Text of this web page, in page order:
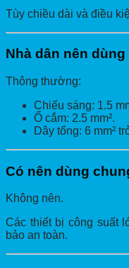
Tùy chiều dài và điều
Nhà dân nên
Thông thường:
Chiếu sáng: 1.5
Ổ cắm: 2.5 mm².
Dây tổng: 6 mm²
Có nên dùng
Không nên.
Các thiết bị công suất
bảo an toàn.